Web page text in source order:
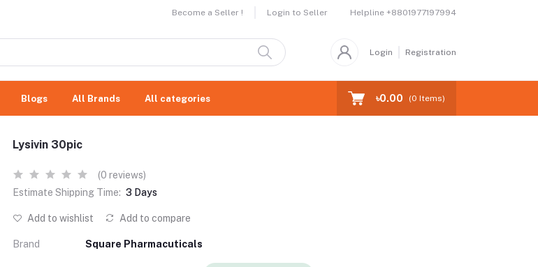
Become a Seller ! Login to Seller Helpline +8801977197994
Login Registration
Blogs All Brands All categories ৳0.00 (0 Items)
Lysivin 30pic
(0 reviews)
Estimate Shipping Time: 3 Days
Add to wishlist Add to compare
Brand Square Pharmacuticals